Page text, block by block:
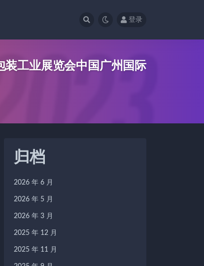
登录
工业展览会中国广州国际
归档
2026 年 6 月
2026 年 5 月
2026 年 3 月
2025 年 12 月
2025 年 11 月